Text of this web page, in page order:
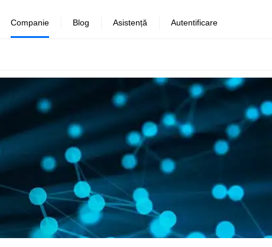
Companie Blog Asistență Autentificare